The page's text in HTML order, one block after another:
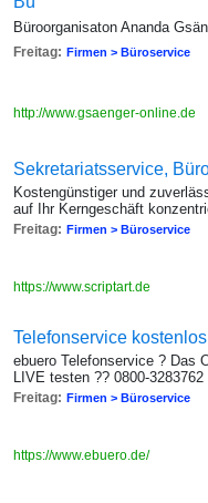
Büroorganisaton Ananda
Freitag: Firmen > Büroservice
http://www.gsaenger-online.de
Sekretariatsservice,
Kostengünstiger und
auf Ihr Kerngeschäft
Freitag: Firmen > Büroservice
https://www.scriptart.de
Telefonservice kostenlos
ebuero Telefonservice ? Das
LIVE testen ?? 0800-3283762
Freitag: Firmen > Büroservice
https://www.ebuero.de/